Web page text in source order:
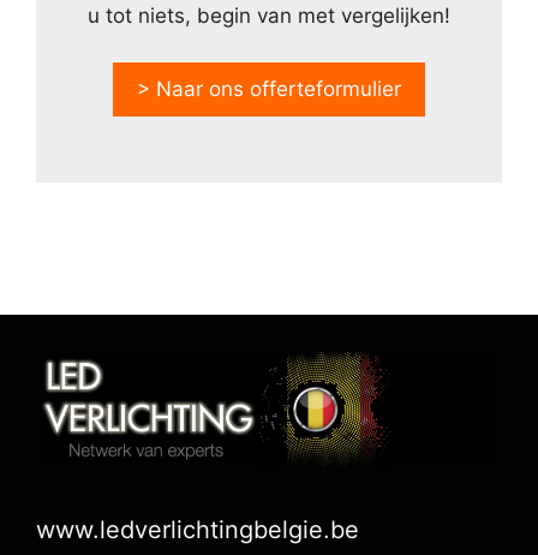
u tot niets, begin van met vergelijken!
> Naar ons offerteformulier
www.ledverlichtingbelgie.be